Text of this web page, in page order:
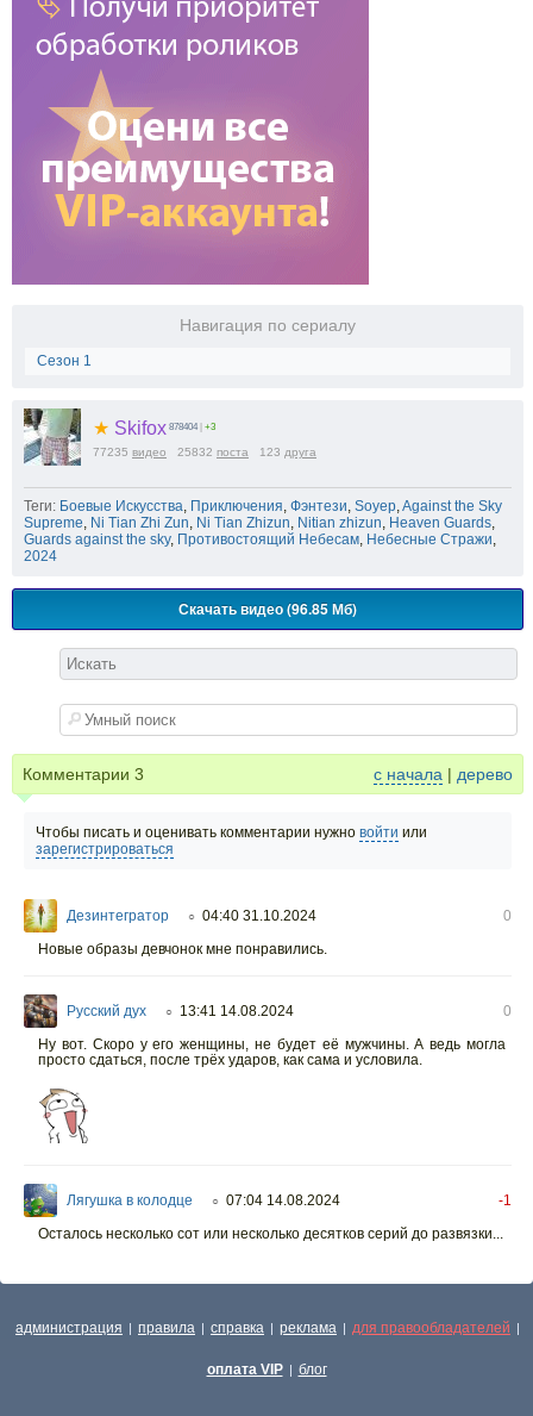
Навигация по сериалу
Сезон 1
★ Skifox 878404 +3
77235 видео 25832 поста 123 друга
Теги: Боевые Искусства, Приключения, Фэнтези, Soyep,Against the Sky
Supreme, Ni Tian Zhi Zun, Ni Tian Zhizun, Nitian zhizun, Heaven Guards,
Guards against the sky, Противостоящий Небесам, Небесные Стражи,
2024
Скачать видео (96.85 Мб)
Комментарии 3 с начала | дерево
Чтобы писать и оценивать комментарии нужно войти или
зарегистрироваться
Дезинтегратор ○ 04:40 31.10.2024
0
Новые образы девчонок мне понравились.
Русский дух ○ 13:41 14.08.2024
0
Ну вот. Скоро у его женщины, не будет её мужчины. А ведь могла
просто сдаться, после трёх ударов, как сама и условила.
Лягушка в колодце ○ 07:04 14.08.2024
-1
Осталось несколько сот или несколько десятков серий до развязки...
администрация | правила | справка | реклама | для правообладателей |
оплата VIP | блог